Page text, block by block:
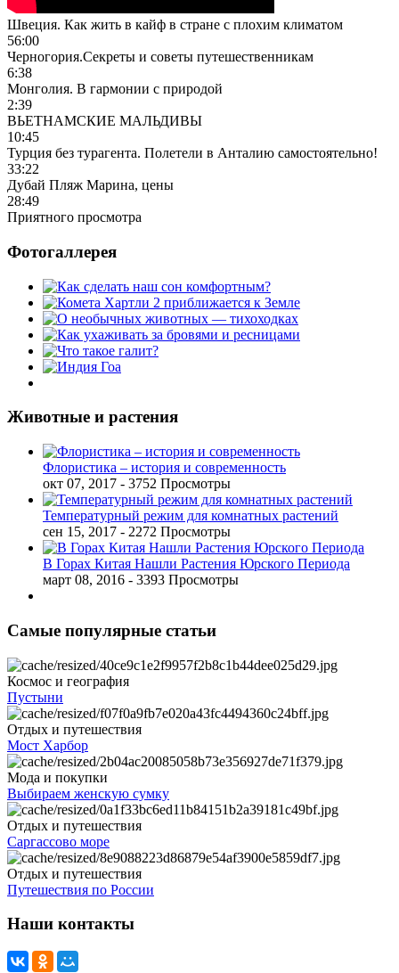
Швеция. Как жить в кайф в стране с плохим климатом
56:00
Черногория.Секреты и советы путешественникам
6:38
Монголия. В гармонии с природой
2:39
ВЬЕТНАМСКИЕ МАЛЬДИВЫ
10:45
Турция без турагента. Полетели в Анталию самостоятельно!
33:22
Дубай Пляж Марина, цены
28:49
Приятного просмотра
Фотогаллерея
Животные и растения
Флористика – история и современность
окт 07, 2017 - 3752 Просмотры
Температурный режим для комнатных растений
сен 15, 2017 - 2272 Просмотры
В Горах Китая Нашли Растения Юрского Периода
март 08, 2016 - 3393 Просмотры
Самые популярные статьи
Космос и география
Пустыни
Отдых и путешествия
Мост Харбор
Мода и покупки
Выбираем женскую сумку
Отдых и путешествия
Саргассово море
Отдых и путешествия
Путешествия по России
Наши контакты